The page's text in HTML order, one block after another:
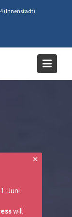
(Innenstadt)
✕
Juni
will